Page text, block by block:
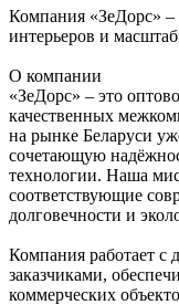
Компания «ЗеДорс»
интерьеров и
О компании
«ЗеДорс» – это
качественных
на рынке Беларуси
сочетающую
технологии. Наша
соответствующие
долговечности и
Компания работает с
заказчиками,
коммерческих